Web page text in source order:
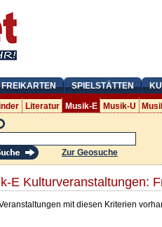
FREIKARTEN SPIELSTÄTTEN
Literatur Musik-E Musik-U
Zur Geosuche
E Kulturveranstaltungen:
mit diesen Kriterien